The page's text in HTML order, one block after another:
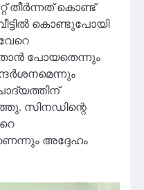
തീർന്നത് കൊണ്ട്
കൊണ്ടുപോയി
പോയതെന്നും
സിനഡിന്റെ
അദ്ദേഹം